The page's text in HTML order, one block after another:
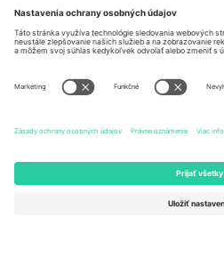
United States
Newark, Delaware 19713, United
Bulgaria
Regus Sofia City West, bul
Totleben 53-55, 1606 Sofia,